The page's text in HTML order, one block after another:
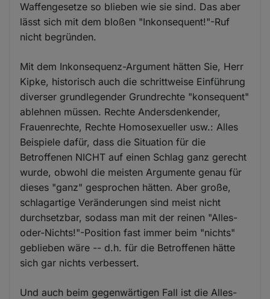
Waffengesetze so blieben wie sie sind. Das aber
lässt sich mit dem bloßen "Inkonsequent!"-Ruf
nicht begründen.
Mit dem Inkonsequenz-Argument hätten Sie, Herr
Kipke, historisch auch die schrittweise Einführung
diverser grundlegender Grundrechte "konsequent"
ablehnen müssen. Rechte Andersdenkender,
Frauenrechte, Rechte Homosexueller usw.: Alles
Beispiele dafür, dass die Situation für die
Betroffenen NICHT auf einen Schlag ganz gerecht
wurde, obwohl die meisten Argumente genau für
dieses "ganz" gesprochen hätten. Aber große,
schlagartige Veränderungen sind meist nicht
durchsetzbar, sodass man mit der reinen "Alles-
oder-Nichts!"-Position fast immer beim "nichts"
geblieben wäre -- d.h. für die Betroffenen hätte
sich gar nichts verbessert.
Und auch beim gegenwärtigen Fall ist die Alles-